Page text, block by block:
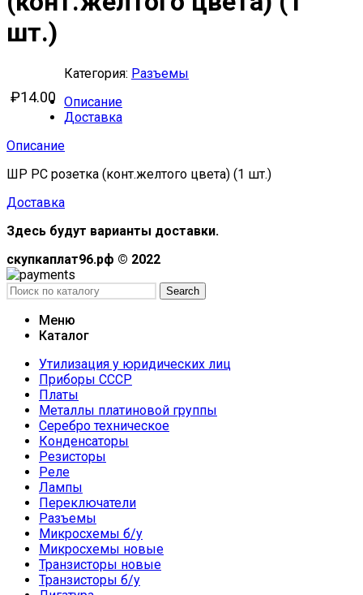
шт.)
₽14.00
Категория: Разъемы
Описание
Доставка
Описание
ШР РС розетка (конт.желтого цвета) (1 шт.)
Доставка
Здесь будут варианты доставки.
скупкаплат96.рф © 2022
Search
Меню
Каталог
Утилизация у юридических лиц
Приборы СССР
Платы
Металлы платиновой группы
Серебро техническое
Конденсаторы
Резисторы
Реле
Лампы
Переключатели
Разъемы
Микросхемы б/у
Микросхемы новые
Транзисторы новые
Транзисторы б/у